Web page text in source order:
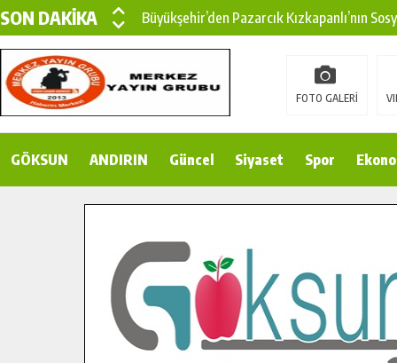
SON DAKİKA
Büyükşehir’den Pazarcık Kızkapanlı’nın
Büyükşehir’den Pazarcık Kırsalına Modern
Çin’den KSÜ’ye Uluslararası Başarı:
Gençler Pusula Maraş Kampında Yeni
İlçe Jandarma Komutanı Karakaya’dan
Bertiz’in Yeni Köprüsünde Sona Doğru.
FOTO GALERİ
GÖKSUN ANDIRIN Güncel Siyaset Spor